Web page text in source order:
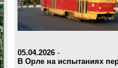
05.04.2026 -
В Орле на испытаниях